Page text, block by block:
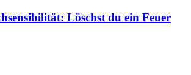
Löschst du ein Feuer